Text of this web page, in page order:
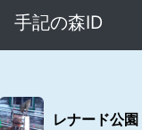
手記の森ID
レナード公園